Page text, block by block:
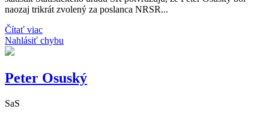
naozaj trikrát zvolený za poslanca NRSR...
Čítať viac
Nahlásiť chybu
Peter Osuský
SaS